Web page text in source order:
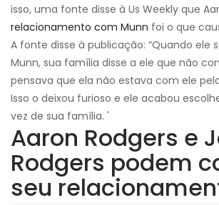
isso, uma fonte disse à Us Weekly que
relacionamento com Munn foi o que
A fonte disse à publicação: “Quando ele
Munn, sua família disse a ele que não
pensava que ela não estava com ele
Isso o deixou furioso e ele acabou
vez de sua família. '
Aaron Rodgers e
Rodgers podem
seu